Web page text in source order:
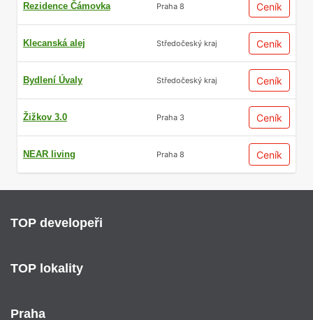
Rezidence Čámovka Praha 8 Ceník
Klecanská alej Středočeský kraj Ceník
Bydlení Úvaly Středočeský kraj Ceník
Žižkov 3.0 Praha 3 Ceník
NEAR living Praha 8 Ceník
TOP developeři
TOP lokality
Praha